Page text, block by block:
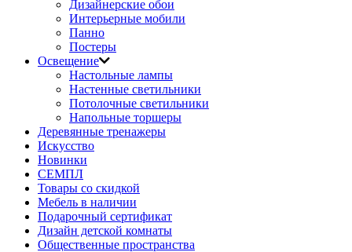
Дизайнерские обои
Интерьерные мобили
Панно
Постеры
Освещение
Настольные лампы
Настенные светильники
Потолочные светильники
Напольные торшеры
Деревянные тренажеры
Искусство
Новинки
СЕМПЛ
Товары со скидкой
Мебель в наличии
Подарочный сертификат
Дизайн детской комнаты
Общественные пространства